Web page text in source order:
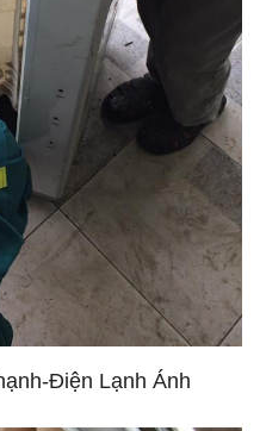
Điện Lạnh Ánh